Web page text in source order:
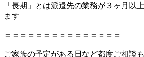
「長期」とは派遣先の業務が３ヶ月以
ます
＝＝＝＝＝＝＝＝＝＝＝＝＝＝＝
ご家族の予定がある日など都度ご相談